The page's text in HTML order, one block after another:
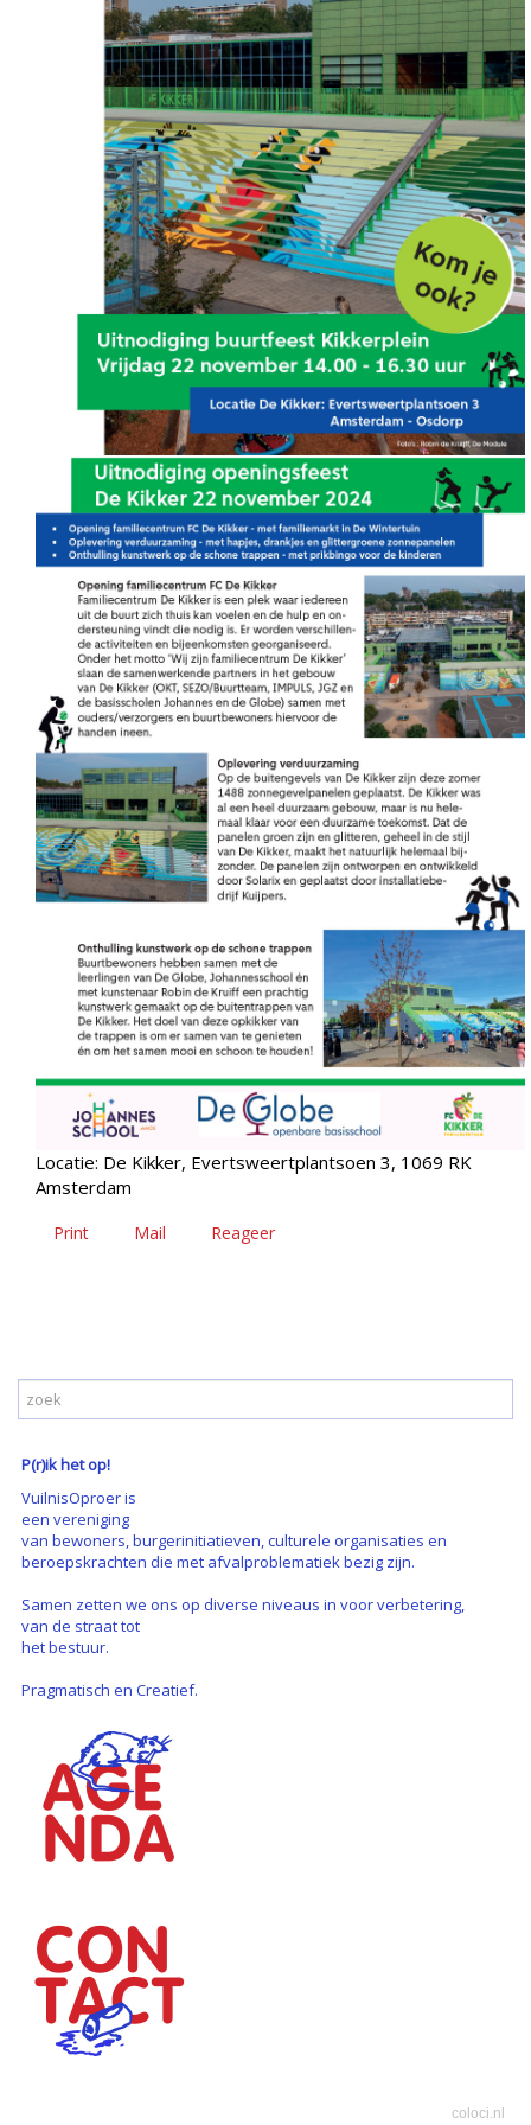
Locatie: De Kikker, Evertsweertplantsoen 3, 1069 RK
Amsterdam
Print Mail Reageer
P(r)ik het op!
VuilnisOproer is
een vereniging
van bewoners, burgerinitiatieven, culturele organisaties en
beroepskrachten die met afvalproblematiek bezig zijn.
Samen zetten we ons op diverse niveaus in voor verbetering,
van de straat tot
het bestuur.
Pragmatisch en Creatief.
coloci.nl